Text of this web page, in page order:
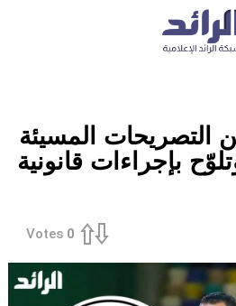
التصريحات المسيئة
بإجراءات قانونية
0
Votes